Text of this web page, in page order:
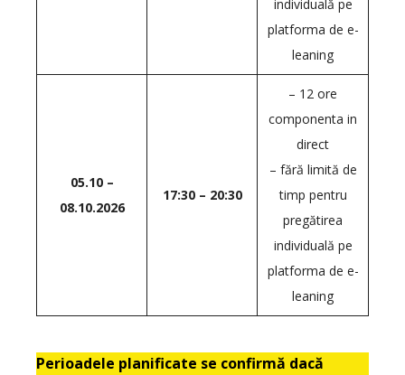
individuală pe
platforma de e-
leaning
05.10 –
08.10.2026
17:30 – 20:30
– 12 ore
componenta in
direct
– fără limită de
timp pentru
pregătirea
individuală pe
platforma de e-
leaning
Perioadele planificate se confirmă dacă